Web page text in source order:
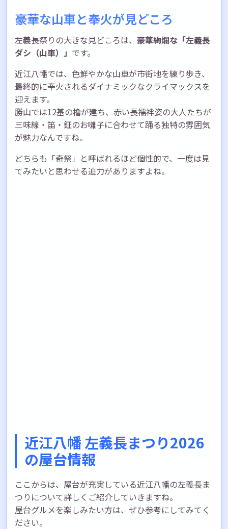
豪華な山車と奉火が見どころ
左義長祭りの大きな見どころは、 豪華絢爛な「左義長
ダシ（山車）」 です。
近江八幡では、色鮮やかな山車が市街地を練り歩き、
最終的に奉火されるダイナミックなクライマックスを
迎えます。
勝山では12基の櫓が建ち、赤い長襦袢姿の大人たちが
三味線・笛・鉦のお囃子に合わせて踊る独特の雰囲気
が魅力なんですね。
どちらも「奇祭」と呼ばれるほど個性的で、一度は見
てみたいと思わせる迫力がありますよね。
近江八幡 左義長まつり2026
の屋台情報
ここからは、屋台が充実している近江八幡の左義長ま
つりについて詳しくご紹介していきますね。
屋台グルメを楽しみたい方は、ぜひ参考にしてみてく
ださい。